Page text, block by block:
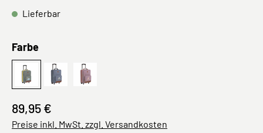
Lieferbar
Farbeauswählen
Bus TraktorAdventure Libelle
89,95 €
Preise inkl. MwSt. zzgl. Versandkosten